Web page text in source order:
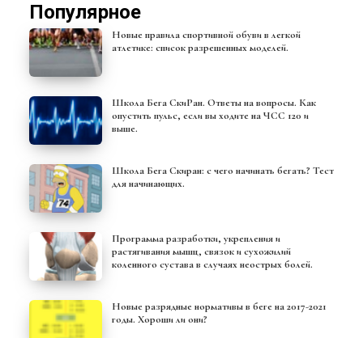
Популярное
Новые правила спортивной обуви в легкой
атлетике: список разрешенных моделей.
Школа Бега СкиРан. Ответы на вопросы. Как
опустить пульс, если вы ходите на ЧСС 120 и
выше.
Школа Бега Скиран: с чего начинать бегать? Тест
для начинающих.
Программа разработки, укрепления и
растягивания мышц, связок и сухожилий
коленного сустава в случаях неострых болей.
Новые разрядные нормативы в беге на 2017-2021
годы. Хороши ли они?